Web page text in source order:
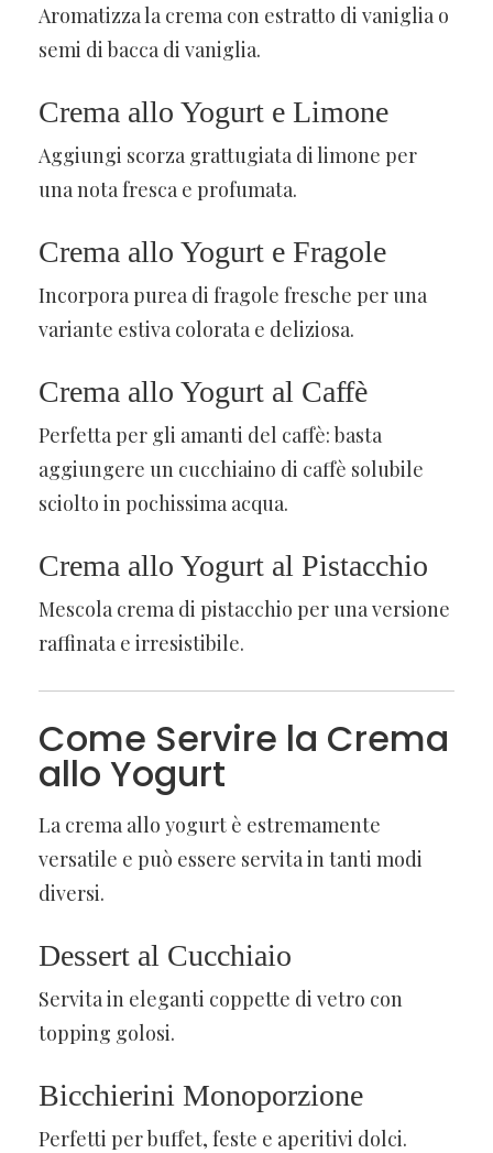
Aromatizza la crema con estratto di vaniglia o
semi di bacca di vaniglia.
Crema allo Yogurt e Limone
Aggiungi scorza grattugiata di limone per
una nota fresca e profumata.
Crema allo Yogurt e Fragole
Incorpora purea di fragole fresche per una
variante estiva colorata e deliziosa.
Crema allo Yogurt al Caffè
Perfetta per gli amanti del caffè: basta
aggiungere un cucchiaino di caffè solubile
sciolto in pochissima acqua.
Crema allo Yogurt al Pistacchio
Mescola crema di pistacchio per una versione
raffinata e irresistibile.
Come Servire la Crema
allo Yogurt
La crema allo yogurt è estremamente
versatile e può essere servita in tanti modi
diversi.
Dessert al Cucchiaio
Servita in eleganti coppette di vetro con
topping golosi.
Bicchierini Monoporzione
Perfetti per buffet, feste e aperitivi dolci.